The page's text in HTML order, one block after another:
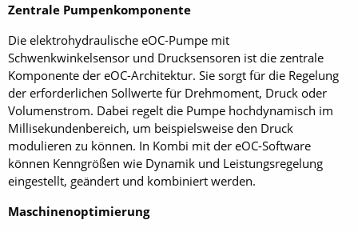
Zentrale Pumpenkomponente
Die elektrohydraulische eOC-Pumpe mit
Schwenkwinkelsensor und Drucksensoren ist die zentrale
Komponente der eOC-Architektur. Sie sorgt für die Regelung
der erforderlichen Sollwerte für Drehmoment, Druck oder
Volumenstrom. Dabei regelt die Pumpe hochdynamisch im
Millisekundenbereich, um beispielsweise den Druck
modulieren zu können. In Kombi mit der eOC-Soft­ware
können Kenngrößen wie Dynamik und Leistungsregelung
eingestellt, geändert und kombiniert werden.
Maschinenoptimierung